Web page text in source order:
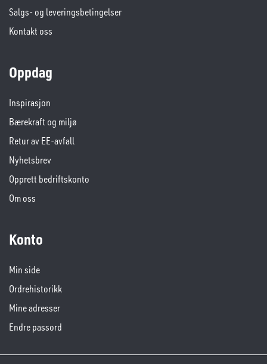
Salgs- og leveringsbetingelser
Kontakt oss
Oppdag
Inspirasjon
Bærekraft og miljø
Retur av EE-avfall
Nyhetsbrev
Opprett bedriftskonto
Om oss
Konto
Min side
Ordrehistorikk
Mine adresser
Endre passord